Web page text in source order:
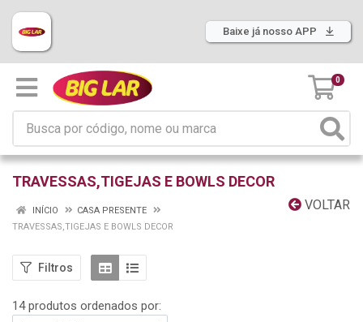
Baixe já nosso APP
0
TRAVESSAS,TIGEJAS E BOWLS DECOR
VOLTAR
INÍCIO
CASA PRESENTE
TRAVESSAS,TIGEJAS E BOWLS DECOR
Filtros
14 produtos ordenados por: